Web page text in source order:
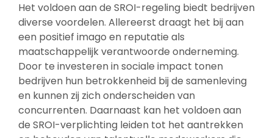
Het voldoen aan de SROI-regeling biedt bedrijven
diverse voordelen. Allereerst draagt het bij aan
een positief imago en reputatie als
maatschappelijk verantwoorde onderneming.
Door te investeren in sociale impact tonen
bedrijven hun betrokkenheid bij de samenleving
en kunnen zij zich onderscheiden van
concurrenten. Daarnaast kan het voldoen aan
de SROI-verplichting leiden tot het aantrekken